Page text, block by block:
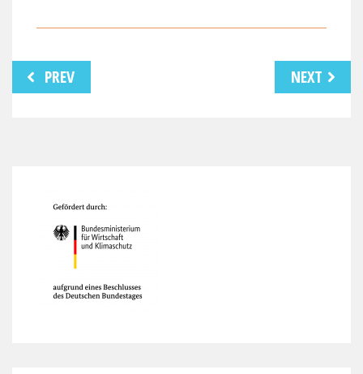
Beitragsnavigation
PREV NEXT